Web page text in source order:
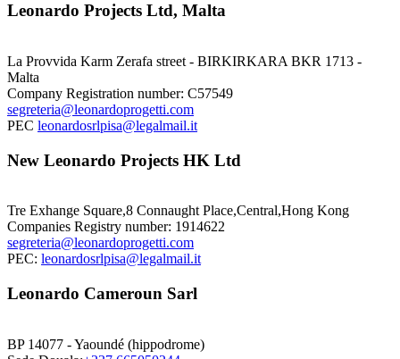
Leonardo Projects Ltd, Malta
La Provvida Karm Zerafa street - BIRKIRKARA BKR 1713 -
Malta
Company Registration number: C57549
segreteria@leonardoprogetti.com
PEC leonardosrlpisa@legalmail.it
New Leonardo Projects HK Ltd
Tre Exhange Square,8 Connaught Place,Central,Hong Kong
Companies Registry number: 1914622
segreteria@leonardoprogetti.com
PEC: leonardosrlpisa@legalmail.it
Leonardo Cameroun Sarl
BP 14077 - Yaoundé (hippodrome)